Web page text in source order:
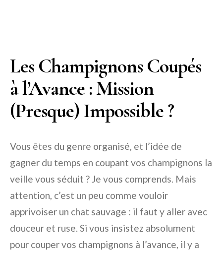
Les Champignons Coupés
à l’Avance : Mission
(Presque) Impossible ?
Vous êtes du genre organisé, et l’idée de
gagner du temps en coupant vos champignons la
veille vous séduit ? Je vous comprends. Mais
attention, c’est un peu comme vouloir
apprivoiser un chat sauvage : il faut y aller avec
douceur et ruse. Si vous insistez absolument
pour couper vos champignons à l’avance, il y a